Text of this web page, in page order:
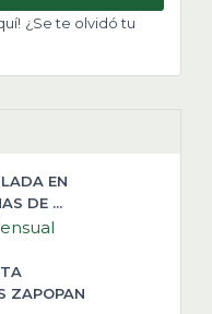
¿Se te olvidó tu
EN
DE ...
ZAPOPAN